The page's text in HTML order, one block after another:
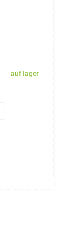
auf lager